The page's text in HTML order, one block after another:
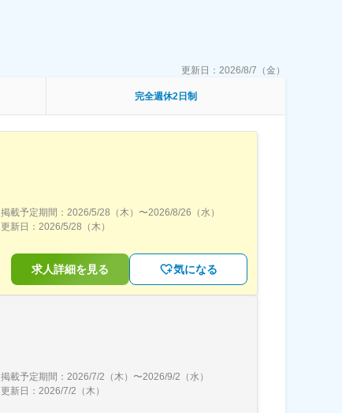
更新日： 2026/8/7（金）
完全週休2日制
掲載予定期間： 2026/5/28（木） 〜2026/8/26（水）
更新日： 2026/5/28（木）
求人詳細を見る 気になる
掲載予定期間： 2026/7/2（木） 〜2026/9/2（水）
更新日： 2026/7/2（木）